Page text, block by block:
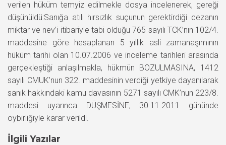
verilen hüküm temyiz edilmekle dosya incelenerek, gereği
düşünüldü:Sanığa atılı hırsızlık suçunun gerektirdiği cezanın
miktar ve nev’i itibariyle tabi olduğu 765 sayılı TCK’nın 102/4.
maddesine göre hesaplanan 5 yıllık asli zamanaşımının
hüküm tarihi olan 10.07.2006 ve inceleme tarihleri arasında
gerçekleştiği anlaşılmakla, hükmün BOZULMASINA, 1412
sayılı CMUK’nun 322. maddesinin verdiği yetkiye dayanılarak
sanık hakkındaki kamu davasının 5271 sayılı CMK’nun 223/8.
maddesi uyarınca DÜŞMESİNE, 30.11.2011 gününde
oybirliğiyle karar verildi.
İlgili Yazılar